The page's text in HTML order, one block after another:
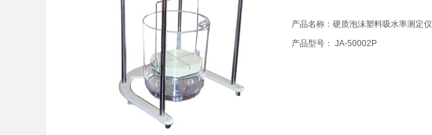
产品名称：硬质泡沫塑料吸水率测定仪
产品型号： JA-50002P